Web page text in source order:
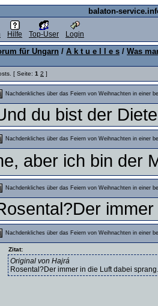
balaton-
Hilfe Top-User Login
für Ungarn / A k t u e l l e s / Was
[ Seite: 1 2 ]
Nachdenkliches über das Feiern von Weihnachten in einer
du bist der
Nachdenkliches über das Feiern von Weihnachten in einer
aber ich bin der
Nachdenkliches über das Feiern von Weihnachten in einer
Nachdenkliches über das Feiern von Weihnachten in einer
Zitat:
Original von Hajrá
Rosental?Der immer in die Luft dabei